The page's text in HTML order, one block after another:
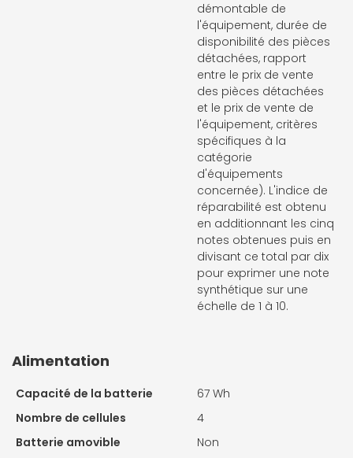
démontable de
l'équipement, durée de
disponibilité des pièces
détachées, rapport
entre le prix de vente
des pièces détachées
et le prix de vente de
l'équipement, critères
spécifiques à la
catégorie
d'équipements
concernée). L'indice de
réparabilité est obtenu
en additionnant les cinq
notes obtenues puis en
divisant ce total par dix
pour exprimer une note
synthétique sur une
échelle de 1 à 10.
Alimentation
Capacité de la batterie
67 Wh
Nombre de cellules
4
Batterie amovible
Non